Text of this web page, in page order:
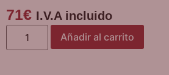
71€ I.V.A incluido
Añadir al carrito